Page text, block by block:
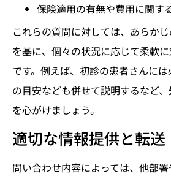
保険適用の有無や費用に関す
これらの質問に対しては、あらか
を基に、個々の状況に応じて柔軟
です。例えば、初診の患者さんに
の目安なども併せて説明するなど、
を心がけましょう。
適切な情報提供と転送
問い合わせ内容によっては、他部